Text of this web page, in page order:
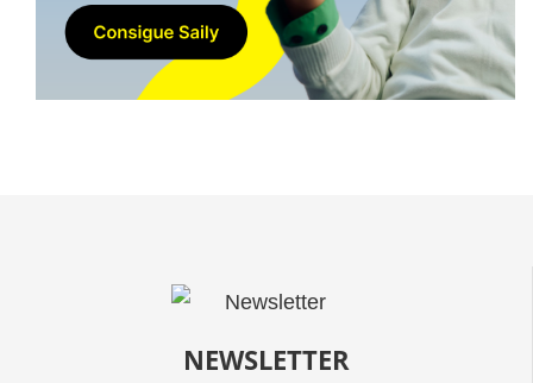
NEWSLETTER